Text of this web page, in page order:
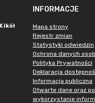
INFORMACJE
Mapa strony
Rejestr zmian
Statystyki odwiedzin
Ochrona danych
Polityka Prywatności
Deklaracja
Informacja publiczna
Otwarte dane oraz
wykorzystanie